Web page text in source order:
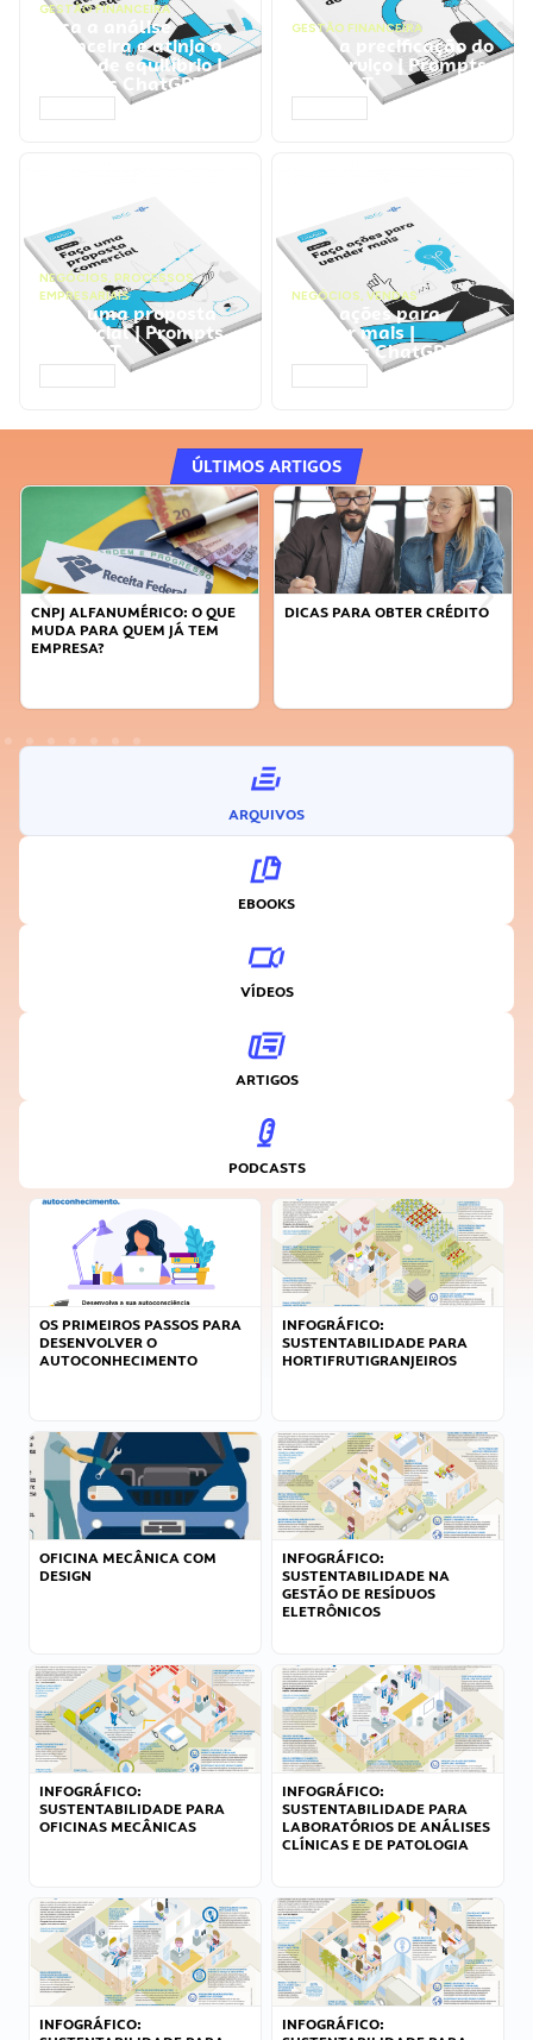
GESTÃO FINANCEIRA
Faça a análise
financeira e atinja o
ponto de equilíbrio |
Prompts ChatGPT
GESTÃO FINANCEIRA
Faça a precificação do
seu serviço | Prompts
ChatGPT
NEGÓCIOS, PROCESSOS
EMPRESARIAIS
Faça uma proposta
comercial | Prompts
ChatGPT
NEGÓCIOS, VENDAS
Faça ações para
vender mais |
Prompts ChatGPT
ÚLTIMOS ARTIGOS
CNPJ ALFANUMÉRICO: O QUE
MUDA PARA QUEM JÁ TEM
EMPRESA?
DICAS PARA OBTER CRÉDITO
ARQUIVOS
EBOOKS
VÍDEOS
ARTIGOS
PODCASTS
OS PRIMEIROS PASSOS PARA
DESENVOLVER O
AUTOCONHECIMENTO
INFOGRÁFICO:
SUSTENTABILIDADE PARA
HORTIFRUTIGRANJEIROS
OFICINA MECÂNICA COM
DESIGN
INFOGRÁFICO:
SUSTENTABILIDADE NA
GESTÃO DE RESÍDUOS
ELETRÔNICOS
INFOGRÁFICO:
SUSTENTABILIDADE PARA
OFICINAS MECÂNICAS
INFOGRÁFICO:
SUSTENTABILIDADE PARA
LABORATÓRIOS DE ANÁLISES
CLÍNICAS E DE PATOLOGIA
INFOGRÁFICO:
INFOGRÁFICO: